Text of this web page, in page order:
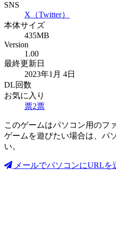
SNS
X（Twitter）
本体サイズ
435MB
Version
1.00
最終更新日
2023年1月 4日
DL回数
お気に入り
票2票
このゲームはパソコン用のフ
ゲームを遊びたい場合は、パ
い。
メールでパソコンにURLを